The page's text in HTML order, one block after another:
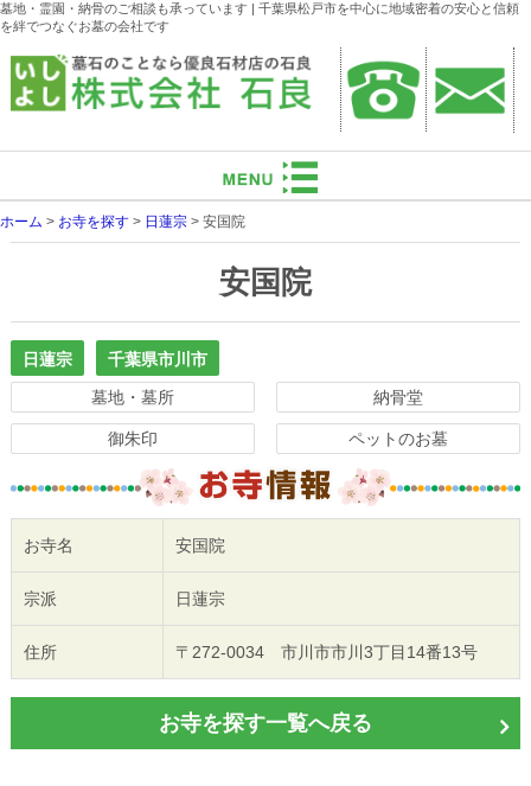
墓地・霊園・納骨のご相談も承っています | 千葉県松戸市を中心に地域密着の安心と信頼
を絆でつなぐお墓の会社です
ホーム > お寺を探す > 日蓮宗 > 安国院
安国院
日蓮宗
千葉県市川市
墓地・墓所
納骨堂
御朱印 ペットのお墓
お寺名 安国院
宗派 日蓮宗
住所 〒272-0034 市川市市川3丁目14番13号
お寺を探す一覧へ戻る